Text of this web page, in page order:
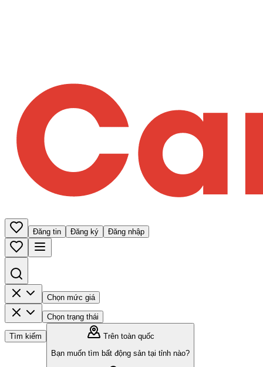
Đăng tin Đăng ký Đăng nhập
Chọn mức giá
Chọn trạng thái
Tìm kiếm
Trên toàn quốc
Bạn muốn tìm bất động sản tại tỉnh nào?